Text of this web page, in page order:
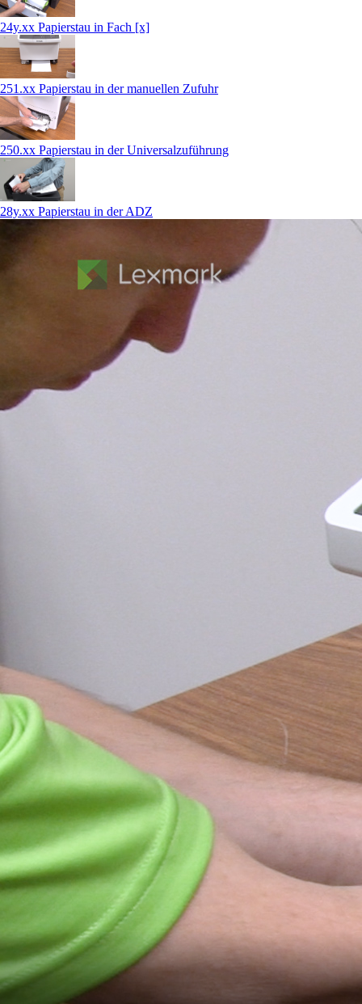
24y.xx Papierstau in Fach [x]
251.xx Papierstau in der manuellen Zufuhr
250.xx Papierstau in der Universalzuführung
28y.xx Papierstau in der ADZ